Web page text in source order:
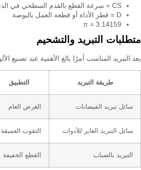
CS = سرعة القطع بالقدم السطحي في الدقيقة (SFM)
D = قطر الأداة أو قطعة العمل بالبوصة
π = 3.14159
متطلبات التبريد والتشحيم
يعد التبريد المناسب أمرًا بالغ الأهمية عند تصنيع
طريقة التبريد التطبيق
سائل تبريد الفيضانات الغرض العام
سائل التبريد العابر للأدوات الثقوب العميقة
التبريد بالضباب القطع الخفيفة